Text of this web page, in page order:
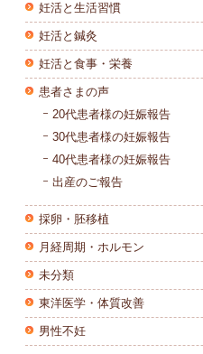
妊活と生活習慣
妊活と鍼灸
妊活と食事・栄養
患者さまの声
20代患者様の妊娠報告
30代患者様の妊娠報告
40代患者様の妊娠報告
出産のご報告
採卵・胚移植
月経周期・ホルモン
未分類
東洋医学・体質改善
男性不妊